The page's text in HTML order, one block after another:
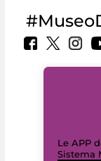
Le APP
Sistema